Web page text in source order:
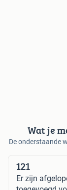
Wat je
De onderstaande
121
Er zijn